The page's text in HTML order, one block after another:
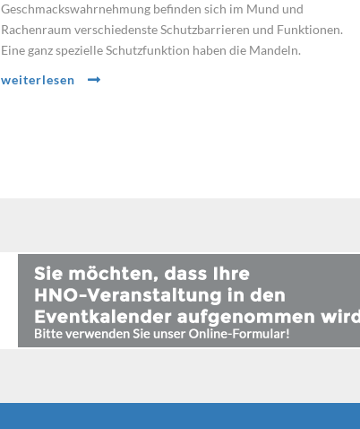
Geschmackswahrnehmung befinden sich im Mund und
Rachenraum verschiedenste Schutzbarrieren und Funktionen.
Eine ganz spezielle Schutzfunktion haben die Mandeln.
weiterlesen